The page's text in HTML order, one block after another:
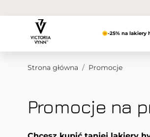
🌞-25% na lakiery
Strona główna / Promocje
Promocje na